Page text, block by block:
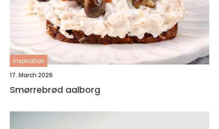
inspiration
17. March 2026
Smørrebrød aalborg